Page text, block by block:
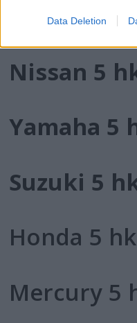
Data Deletion
Evinrude
Nissan 5
Yamaha 5
Suzuki 5
Honda 5 hk
Mercury 5